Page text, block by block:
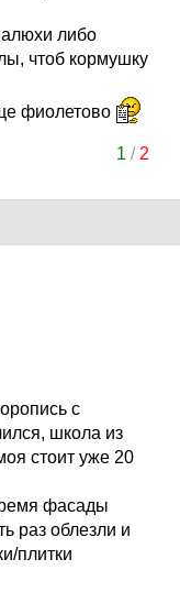
либо
чтоб кормушку
фиолетово
1 / 2
с
школа из
стоит уже 20
фасады
раз облезли и
плитки